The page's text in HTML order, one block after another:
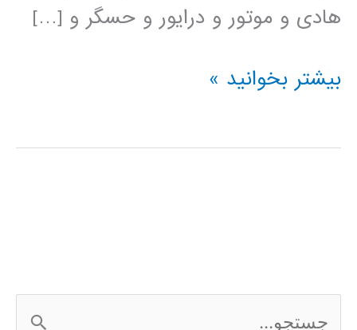
هادی و موتور و درایور و حسگر و […]
فیلم
simElectronics
بیشتر بخوانید »